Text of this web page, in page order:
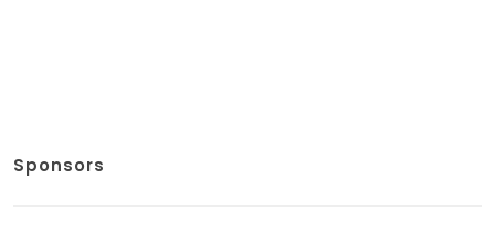
Sponsors